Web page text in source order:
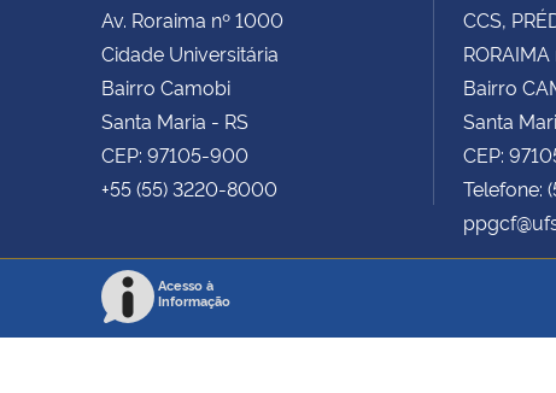
Av. Roraima nº 1000
Cidade Universitária
Bairro Camobi
Santa Maria - RS
CEP: 97105-900
+55 (55) 3220-8000
CCS,
Bairro
Santa
CEP:
Telefone:
Acesso à
Informação